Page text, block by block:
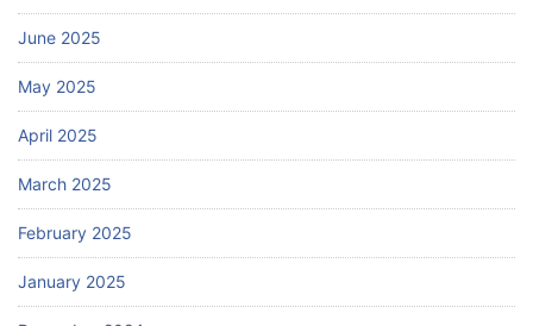
June 2025
May 2025
April 2025
March 2025
February 2025
January 2025